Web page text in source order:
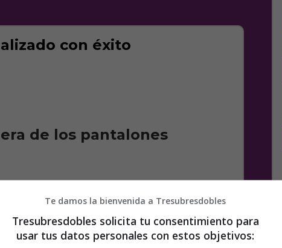
con éxito
de los pantalones
Te damos la bienvenida a Tresubresdobles
Tresubresdobles solicita tu consentimiento para
usar tus datos personales con estos objetivos: